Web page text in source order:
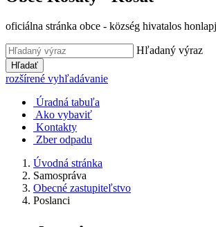
oficiálna stránka obce - község hivatalos
Hľadaný výraz
Hľadať
rozšírené vyhľadávanie
Úradná tabuľa
Ako vybaviť
Kontakty
Zber odpadu
Úvodná stránka
Samospráva
Obecné zastupiteľstvo
Poslanci